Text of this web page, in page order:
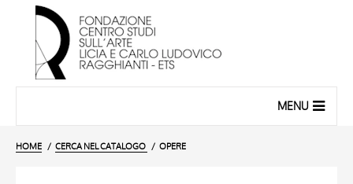
MENU
HOME CERCA NEL CATALOGO OPERE